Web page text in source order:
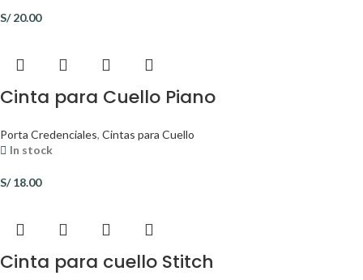
S/20.00
Cinta para Cuello Piano
Porta Credenciales, Cintas para Cuello
In stock
S/18.00
Cinta para cuello Stitch